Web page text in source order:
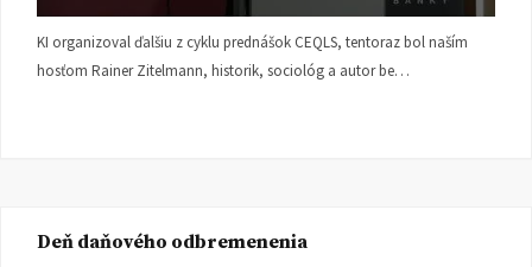
KI organizoval ďalšiu z cyklu prednášok CEQLS, tentoraz bol naším
hosťom Rainer Zitelmann, historik, sociológ a autor be…
Deň daňového odbremenenia